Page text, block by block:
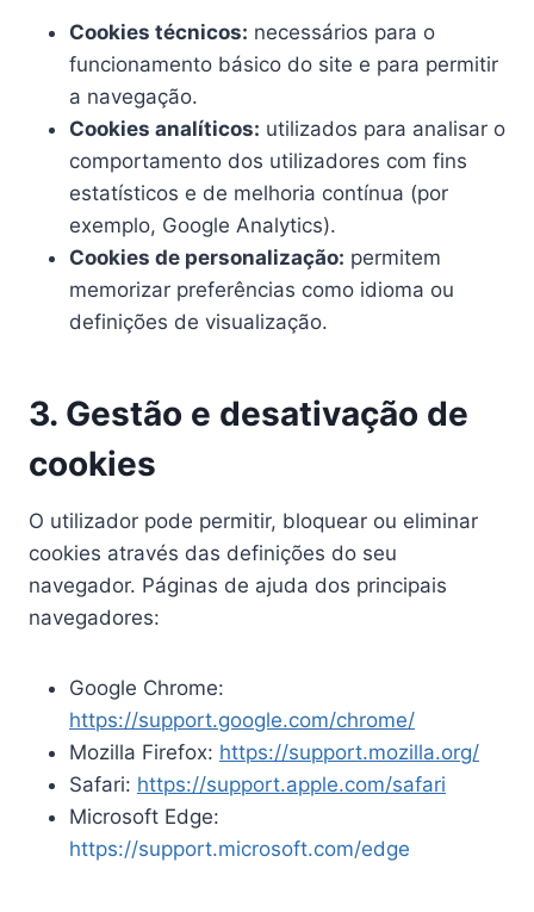
Cookies técnicos: necessários para o
funcionamento básico do site e para permitir
a navegação.
Cookies analíticos: utilizados para analisar o
comportamento dos utilizadores com fins
estatísticos e de melhoria contínua (por
exemplo, Google Analytics).
Cookies de personalização: permitem
memorizar preferências como idioma ou
definições de visualização.
3. Gestão e desativação de
cookies
O utilizador pode permitir, bloquear ou eliminar
cookies através das definições do seu
navegador. Páginas de ajuda dos principais
navegadores:
Google Chrome:
https://support.google.com/chrome/
Mozilla Firefox: https://support.mozilla.org/
Safari: https://support.apple.com/safari
Microsoft Edge:
https://support.microsoft.com/edge